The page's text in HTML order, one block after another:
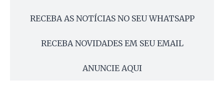
RECEBA AS NOTÍCIAS NO SEU WHATSAPP
RECEBA NOVIDADES EM SEU EMAIL
ANUNCIE AQUI